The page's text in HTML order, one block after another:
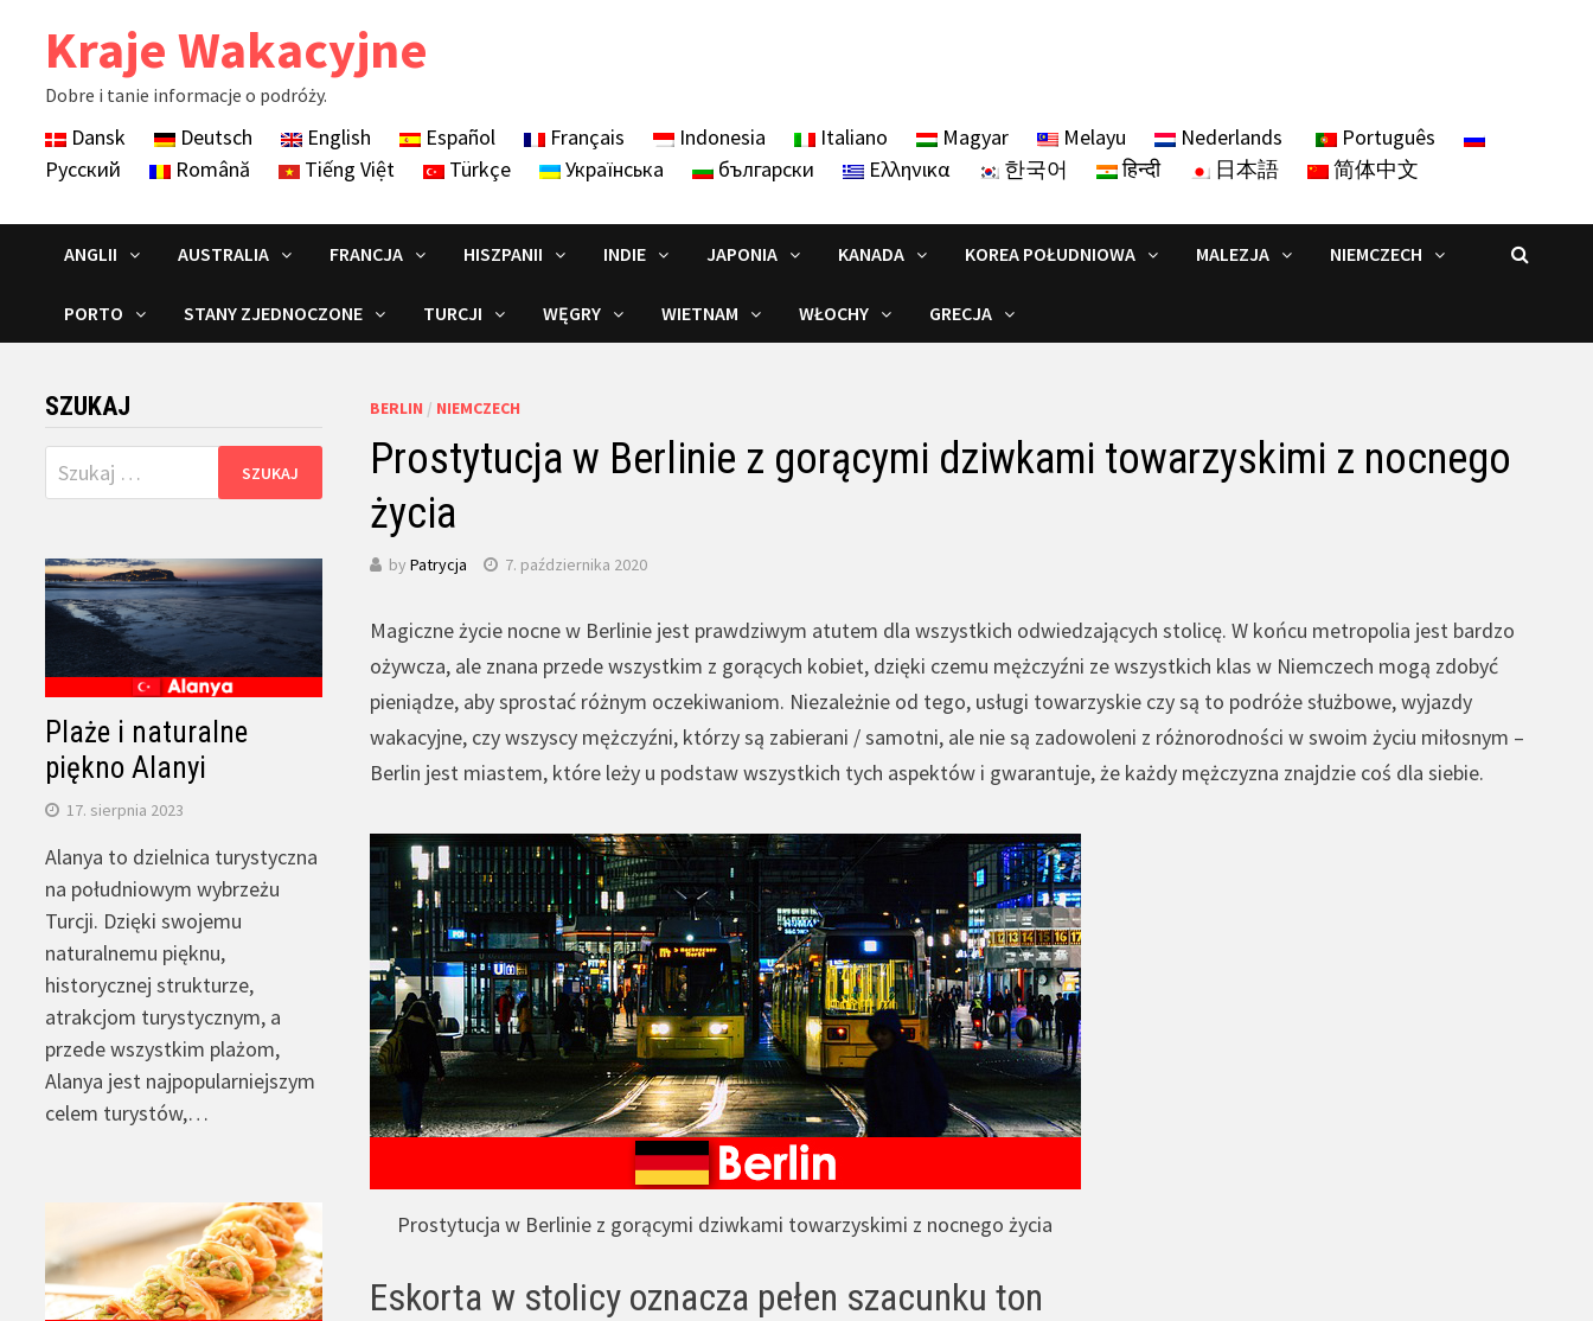
Kraje Wakacyjne
Dobre i tanie informacje o podróży.
Dansk Deutsch English Español Français Indonesia Italiano Magyar Melayu Nederlands
Português
Русский
Română Tiếng Việt Türkçe Українська български Ελληνικα 한국어 हिन्दी 日本語 简体中文
ANGLII AUSTRALIA FRANCJA HISZPANII INDIE JAPONIA KANADA KOREA POŁUDNIOWA MALEZJA NIEMCZECH
PORTO STANY ZJEDNOCZONE TURCJI WĘGRY WIETNAM WŁOCHY GRECJA
BERLIN / NIEMCZECH
Prostytucja w Berlinie z gorącymi dziwkami towarzyskimi z nocnego
życia
by Patrycja 7. października 2020
Magiczne życie nocne w Berlinie jest prawdziwym atutem dla wszystkich odwiedzających stolicę. W końcu metropolia jest bardzo
ożywcza, ale znana przede wszystkim z gorących kobiet, dzięki czemu mężczyźni ze wszystkich klas w Niemczech mogą zdobyć
pieniądze, aby sprostać różnym oczekiwaniom. Niezależnie od tego, usługi towarzyskieczy są to podróże służbowe, wyjazdy
wakacyjne, czy wszyscy mężczyźni, którzy są zabierani / samotni, ale nie są zadowoleni z różnorodności w swoim życiu miłosnym –
Berlin jest miastem, które leży u podstaw wszystkich tych aspektów i gwarantuje, że każdy mężczyzna znajdzie coś dla siebie.
Prostytucja w Berlinie z gorącymi dziwkami towarzyskimi z nocnego życia
Eskorta w stolicy oznacza pełen szacunku ton
SZUKAJ
Szukaj:
Plaże i naturalne
piękno Alanyi
17. sierpnia 2023
Alanya to dzielnica turystyczna
na południowym wybrzeżu
Turcji. Dzięki swojemu
naturalnemu pięknu,
historycznej strukturze,
atrakcjom turystycznym, a
przede wszystkim plażom,
Alanya jest najpopularniejszym
celem turystów,…